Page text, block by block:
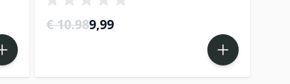
€ 10.98Special Price
9,99